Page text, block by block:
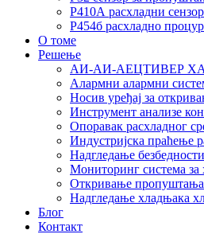
Р410А расхладни сензор
Р454б расхладно
О томе
Решење
АИ-АИ-АЕЦТИВЕР
Алармни алармни
Носив уређај за
Инструмент анализе
Опоравак расхладног
Индустријска праћење
Надгледање
Мониторинг система за
Откривање
Надгледање хладњака
Блог
Контакт